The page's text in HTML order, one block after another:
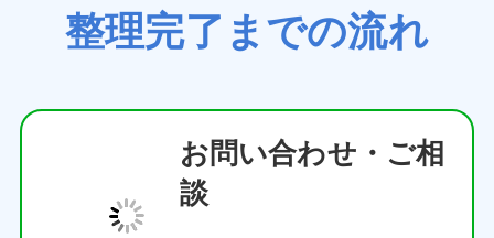
整理完了までの流れ
お問い合わせ・ご相
談